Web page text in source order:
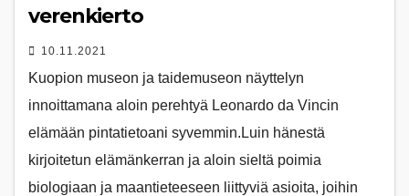
verenkierto
10.11.2021
Kuopion museon ja taidemuseon näyttelyn
innoittamana aloin perehtyä Leonardo da Vincin
elämään pintatietoani syvemmin.Luin hänestä
kirjoitetun elämänkerran ja aloin sieltä poimia
biologiaan ja maantieteeseen liittyviä asioita, joihin